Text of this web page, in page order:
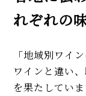
れぞれの
「地域別ワイ
ワインと違い
を果たしてい